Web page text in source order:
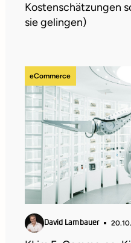
Kostenschätzungen
sie gelingen)
eCommerce
David Lambauer